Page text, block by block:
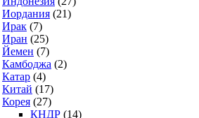
Иордания (21)
Ирак (7)
Иран (25)
Йемен (7)
Камбоджа (2)
Катар (4)
Китай (17)
Корея (27)
КНДР (14)